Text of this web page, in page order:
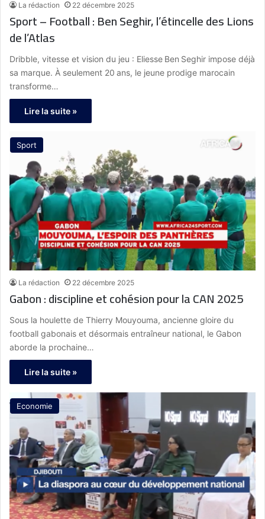
La rédaction 22 décembre 2025
Sport – Football : Ben Seghir, l’étincelle des Lions
de l’Atlas
Dribble, vitesse et vision du jeu : Eliesse Ben Seghir impose déjà
sa marque. À seulement 20 ans, le jeune prodige marocain
transforme…
Lire la suite »
Sport
La rédaction 22 décembre 2025
Gabon : discipline et cohésion pour la CAN 2025
Sous la houlette de Thierry Mouyouma, ancienne gloire du
football gabonais et désormais entraîneur national, le Gabon
aborde la prochaine…
Lire la suite »
Economie